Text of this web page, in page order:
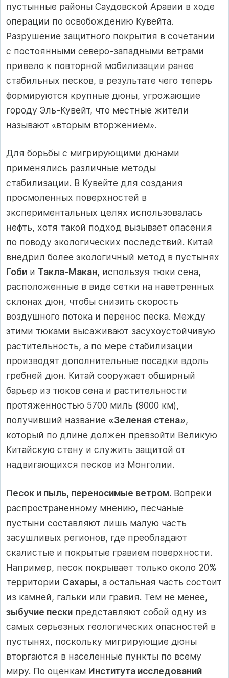
пустынные районы Саудовской Аравии в ходе
операции по освобождению Кувейта.
Разрушение защитного покрытия в сочетании
с постоянными северо-западными ветрами
привело к повторной мобилизации ранее
стабильных песков, в результате чего теперь
формируются крупные дюны, угрожающие
городу Эль-Кувейт, что местные жители
называют «вторым вторжением».
Для борьбы с мигрирующими дюнами
применялись различные методы
стабилизации. В Кувейте для создания
просмоленных поверхностей в
экспериментальных целях использовалась
нефть, хотя такой подход вызывает опасения
по поводу экологических последствий. Китай
внедрил более экологичный метод в пустынях
Гоби и Такла-Макан, используя тюки сена,
расположенные в виде сетки на наветренных
склонах дюн, чтобы снизить скорость
воздушного потока и перенос песка. Между
этими тюками высаживают засухоустойчивую
растительность, а по мере стабилизации
производят дополнительные посадки вдоль
гребней дюн. Китай сооружает обширный
барьер из тюков сена и растительности
протяженностью 5700 миль (9000 км),
получивший название «Зеленая стена»,
который по длине должен превзойти Великую
Китайскую стену и служить защитой от
надвигающихся песков из Монголии.
Песок и пыль, переносимые ветром. Вопреки
распространенному мнению, песчаные
пустыни составляют лишь малую часть
засушливых регионов, где преобладают
скалистые и покрытые гравием поверхности.
Например, песок покрывает только около 20%
территории Сахары, а остальная часть состоит
из камней, гальки или гравия. Тем не менее,
зыбучие пески представляют собой одну из
самых серьезных геологических опасностей в
пустынях, поскольку мигрирующие дюны
вторгаются в населенные пункты по всему
миру. По оценкам Института исследований